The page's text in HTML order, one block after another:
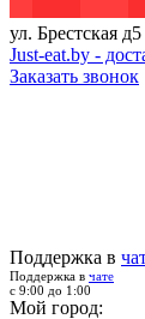
ул. Брестская д5
Just-eat.by -
Заказать звонок
Поддержка в
Поддержка в чате
с 9:00 до 1:00
Мой город: